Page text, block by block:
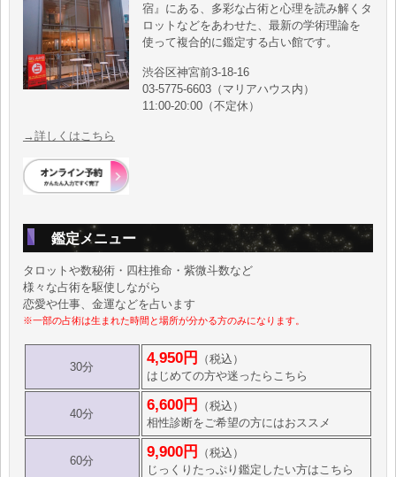
宿』にある、多彩な占術と心理を読み解くタ
ロットなどをあわせた、最新の学術理論を
使って複合的に鑑定する占い館です。
渋谷区神宮前3-18-16
03-5775-6603（マリアハウス内）
11:00-20:00（不定休）
→詳しくはこちら
鑑定メニュー
タロットや数秘術・四柱推命・紫微斗数など
様々な占術を駆使しながら
恋愛や仕事、金運などを占います
※一部の占術は生まれた時間と場所が分かる方のみになります。
30分
4,950円
（税込）
はじめての方や迷ったらこちら
40分
6,600円
（税込）
相性診断をご希望の方にはおススメ
60分
9,900円
（税込）
じっくりたっぷり鑑定したい方はこちら